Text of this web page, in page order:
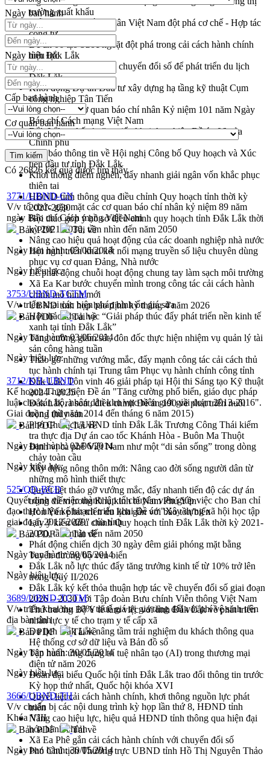
trường xuất khẩu
Diễn đàn Kinh tế tư nhân Việt Nam đột phá cơ chế - Hợp tác
công tư
Đề án 06 tạo bước ngoặt đột phá trong cải cách hành chính
tỉnh Đắk Lắk
Kết nối tour, đẩy mạnh chuyển đổi số để phát triển du lịch
Đắk Lắk
Khởi động Dự án Đầu tư xây dựng hạ tầng kỹ thuật Cụm
công nghiệp Tân Tiến
Gặp mặt các cơ quan báo chí nhân Kỷ niệm 101 năm Ngày
Báo chí Cách mạng Việt Nam
Đắk Lắk sơ kết 4 năm triển khai thực hiện Đề án 06 của
Chính phủ
Họp báo thông tin về Hội nghị Công bố Quy hoạch và Xúc
tiến đầu tư tỉnh Đắk Lắk
Khơi thông điểm nghẽn, đẩy nhanh giải ngân vốn khắc phục
thiên tai
HĐND tỉnh thông qua điều chỉnh Quy hoạch tỉnh thời kỳ
2021-2030
Hội thảo góp ý hồ sơ điều chỉnh quy hoạch tỉnh Đắk Lắk thời
kỳ 2021-2030, tầm nhìn đến năm 2050
Nâng cao hiệu quả hoạt động của các doanh nghiệp nhà nước
Hội nghị triển khai kết nối mạng truyền số liệu chuyên dùng
phục vụ cơ quan Đảng, Nhà nước
Lễ phát động chuỗi hoạt động chung tay làm sạch môi trường
Xã Ea Kar bước chuyển mình trong công tác cải cách hành
chính mô hình mới
UBND tỉnh họp báo định kỳ tháng 4 năm 2026
Hội thảo khoa học “Giải pháp thúc đẩy phát triển nền kinh tế
xanh tại tỉnh Đắk Lắk”
Tăng cường giám sát, đôn đốc thực hiện nhiệm vụ quản lý tài
sản công hàng tuần
Tháo gỡ những vướng mắc, đẩy mạnh công tác cải cách thủ
tục hành chính tại Trung tâm Phục vụ hành chính công tỉnh
Đắk Lắk: Tôn vinh 46 giải pháp tại Hội thi Sáng tạo Kỹ thuật
2024 - 2025
Đắk Lắk rà soát, điều chỉnh Đề án 190 về phát triển nuôi
trồng thủy sản
Phó Chủ tịch UBND tỉnh Đắk Lắk Trương Công Thái kiểm
tra thực địa Dự án cao tốc Khánh Hòa - Buôn Ma Thuột
Định vị cà phê Việt Nam như một “di sản sống” trong dòng
chảy toàn cầu
Xây dựng nông thôn mới: Nâng cao đời sống người dân từ
những mô hình thiết thực
Quyết liệt tháo gỡ vướng mắc, đẩy nhanh tiến độ các dự án
trọng điểm trong Khu kinh tế Nam Phú Yên
Hòn Yến phát triển du lịch gắn với bảo tồn biển
Lấy ý kiến điều chỉnh Quy hoạch tỉnh Đắk Lắk thời kỳ 2021-
2030, tầm nhìn đến năm 2050
Phát động chiến dịch 30 ngày đêm giải phóng mặt bằng
Tuyến đường bộ ven biển
Đắk Lắk nỗ lực thúc đẩy tăng trưởng kinh tế từ 10% trở lên
trong Quý II/2026
Đắk Lắk ký kết thỏa thuận hợp tác về chuyển đổi số giai đoạn
2026 – 2030 với Tập đoàn Bưu chính Viễn thông Việt Nam
Thứ trưởng Bộ Y tế làm việc với tỉnh Đắk Lắk về phát triển
nhân lực y tế cho trạm y tế cấp xã
Du lịch Đắk Lắk nâng tầm trải nghiệm du khách thông qua
Hệ thống cơ sở dữ liệu và Bản đồ số
Tập huấn ứng dụng trí tuệ nhân tạo (AI) trong thương mại
điện tử năm 2026
Đoàn đại biểu Quốc hội tỉnh Đắk Lắk trao đổi thông tin trước
Kỳ họp thứ nhất, Quốc hội khóa XVI
Quyết liệt cải cách hành chính, khơi thông nguồn lực phát
triển
Nâng cao hiệu lực, hiệu quả HĐND tỉnh thông qua hiện đại
hóa hành chính
Xã Ea Phê gắn cải cách hành chính với chuyển đổi số
Phó Chủ tịch Thường trực UBND tỉnh Hồ Thị Nguyên Thảo
Ngày ban hành
Ngày hiệu lực
Cấp ban hành
Cơ quan ban hành
Có 26826kết quả được tìm thấy
3771/UBND-CN
V/v tổ chức gặp mặt các cơ quan báo chí nhân kỷ niệm 89 năm
ngày Báo chí Cách mạng Việt Nam
Bản PDF
Tải về
Ngày ban hành:03/06/2014
Ngày hiệu lực:
3753/UBND-TCTM
V/v triển khai các biện pháp bình ổn giá sữa
Bản PDF
Tải về
Ngày ban hành:03/06/2014
Ngày hiệu lực:
3712/KH-UBND
Kế hoạch Thực hiện Đề án "Tăng cường phổ biến, giáo dục pháp
luật cho cán bộ, nhân dân khu vực biên giới giai đoạn 2013-2016".
Giai đoạn I (từ năm 2014 đến tháng 6 năm 2015)
Bản PDF
Tải về
Ngày ban hành:02/06/2014
Ngày hiệu lực:
525/QĐ-BCĐ
Quyết định về việc thành lập tổ chuyên viên giúp việc cho Ban chỉ
đạo thực hiện kế hoạch triển khai Đề án "Xây dựng xã hội học tập
giai đoạn 2012-2020" của tỉnh
Bản PDF
Tải về
Ngày ban hành:30/05/2014
Ngày hiệu lực:
3689/UBND-TCTM
V/v triển khai thu 10% thuế giá trị gia tăng đối với phí vệ sinh trên
địa bàn tỉnh
Bản PDF
Tải về
Ngày ban hành:30/05/2014
Ngày hiệu lực:
3666/UBND-TH
V/v chuẩn bị các nội dung trình kỳ họp lần thứ 8, HĐND tỉnh
Khóa VIII
Bản PDF
Tải về
Ngày ban hành:30/05/2014